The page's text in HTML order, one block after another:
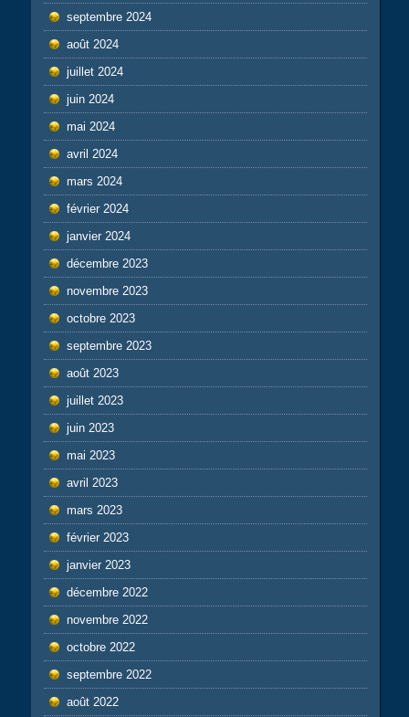
septembre 2024
août 2024
juillet 2024
juin 2024
mai 2024
avril 2024
mars 2024
février 2024
janvier 2024
décembre 2023
novembre 2023
octobre 2023
septembre 2023
août 2023
juillet 2023
juin 2023
mai 2023
avril 2023
mars 2023
février 2023
janvier 2023
décembre 2022
novembre 2022
octobre 2022
septembre 2022
août 2022